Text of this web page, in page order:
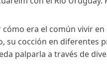
era el común vivir
su cocción en diferentes
palparla a través de